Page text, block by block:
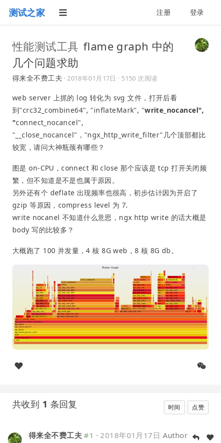
测试之家 注册 登录
性能测试工具 flame graph 中的
几个问题求助
得来全不费工夫 ·2018年01月17日 · 5150 次阅读
web server 上抓的 log 转化为 svg 文件，打开后看
到"crc32_combine64", "inflateMark", "write_nocancel",
"connect_nocancel",
"__close_nocancel"，"ngx_http_write_filter"几个顶部都比
较宽，请问大神瓶颈有哪些？
图是 on-CPU，connect 和 close 那个应该是 tcp 打开关闭频
繁，但不知道是不是也属于原因。
另外还有个 deflate 出现频率也很高，初步估计因为开启了
gzip 等原因，compress level 为 7.
write nocanel 不知道什么意思，ngx http write 的话大概是
body 写的比较多？
大概跑了 100 并发量，4 核 8G web，8 核 8G db。
共收到 1 条回复 时间 点赞
得来全不费工夫 #1 ·2018年01月17日 Author